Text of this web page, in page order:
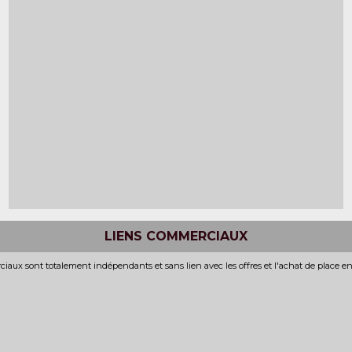
LIENS COMMERCIAUX
sont totalement indépendants et sans lien avec les offres et l'achat de place